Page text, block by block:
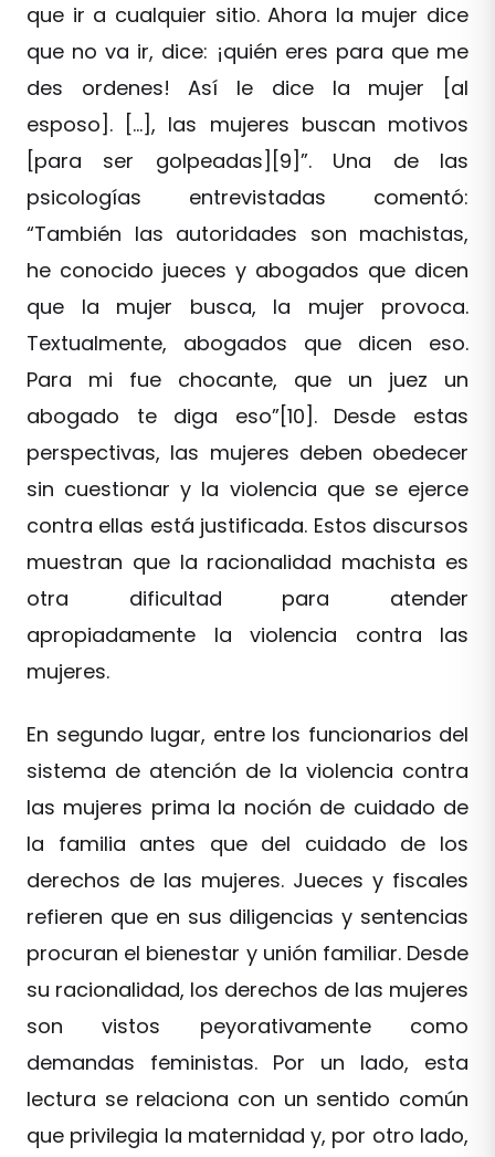
que ir a cualquier sitio. Ahora la mujer dice
que no va ir, dice: ¡quién eres para que me
des ordenes! Así le dice la mujer [al
esposo]. […], las mujeres buscan motivos
[para ser golpeadas][9]”. Una de las
psicologías entrevistadas comentó:
“También las autoridades son machistas,
he conocido jueces y abogados que dicen
que la mujer busca, la mujer provoca.
Textualmente, abogados que dicen eso.
Para mi fue chocante, que un juez un
abogado te diga eso”[10]. Desde estas
perspectivas, las mujeres deben obedecer
sin cuestionar y la violencia que se ejerce
contra ellas está justificada. Estos discursos
muestran que la racionalidad machista es
otra dificultad para atender
apropiadamente la violencia contra las
mujeres.
En segundo lugar, entre los funcionarios del
sistema de atención de la violencia contra
las mujeres prima la noción de cuidado de
la familia antes que del cuidado de los
derechos de las mujeres. Jueces y fiscales
refieren que en sus diligencias y sentencias
procuran el bienestar y unión familiar. Desde
su racionalidad, los derechos de las mujeres
son vistos peyorativamente como
demandas feministas. Por un lado, esta
lectura se relaciona con un sentido común
que privilegia la maternidad y, por otro lado,